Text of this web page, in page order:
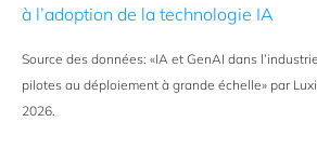
à l’adoption de la technologie IA
Source des données: «IA et GenAI dans
pilotes au déploiement à grande échelle» par
2026.